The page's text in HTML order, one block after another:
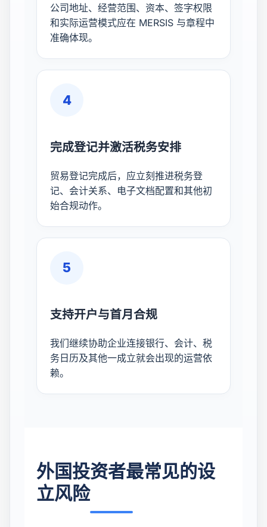
公司地址、经营范围、资本、签字权限
和实际运营模式应在 MERSIS 与章程中
准确体现。
4
完成登记并激活税务安排
贸易登记完成后，应立刻推进税务登
记、会计关系、电子文档配置和其他初
始合规动作。
5
支持开户与首月合规
我们继续协助企业连接银行、会计、税
务日历及其他一成立就会出现的运营依
赖。
外国投资者最常见的设
立风险